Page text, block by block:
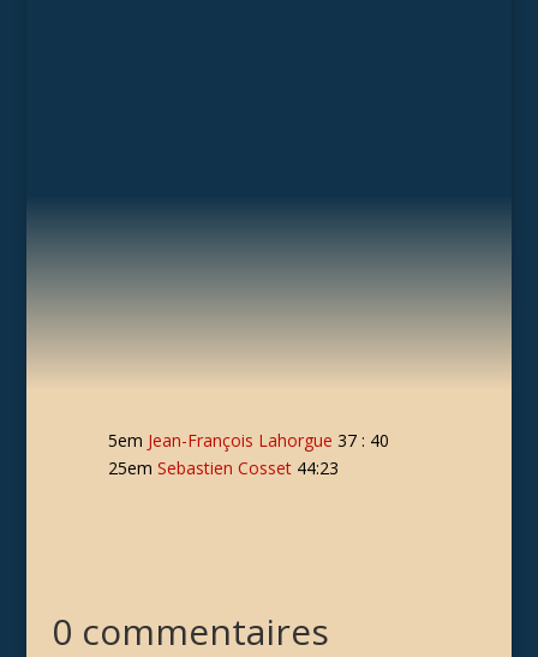
5em Jean-François Lahorgue 37 : 40
25emSebastien Cosset 44:23
0 commentaires